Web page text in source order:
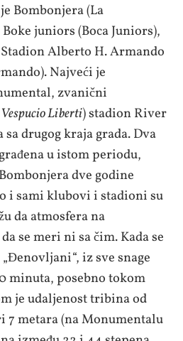
Bombonjera (La
juniors (Boca Juniors),
Alberto H. Armando
Najveći je
zvanični
Liberti) stadion River
drugog kraja grada. Dva
u istom periodu,
dve godine
i sami klubovi i stadioni su
da atmosfera na
se meri ni sa čim. Kada se
iz sve snage
minuta, posebno tokom
je udaljenost tribina od
7 metara (na Monumentalu